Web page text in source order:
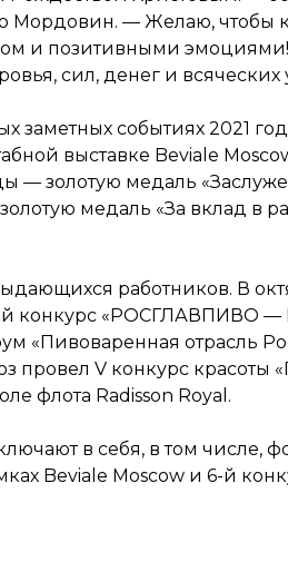
Мордовин. — Желаю, чтобы
и позитивными
сил, денег и всяческих
заметных событиях 2021
выставке Beviale
— золотую медаль
медаль «За вклад в
работников. В
конкурс «РОСГЛАВПИВО —
«Пивоваренная отрасль
провел V конкурс красоты
флота Radisson Royal.
в себя, в том числе,
Beviale Moscow и 6-й